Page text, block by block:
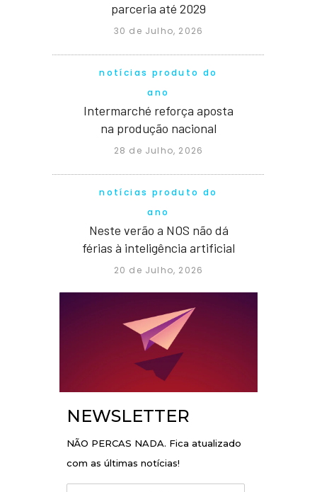
parceria até 2029
30 de Julho, 2026
notícias produto do
ano
Intermarché reforça aposta
na produção nacional
28 de Julho, 2026
notícias produto do
ano
Neste verão a NOS não dá
férias à inteligência artificial
20 de Julho, 2026
NEWSLETTER
NÃO PERCAS NADA. Fica atualizado
com as últimas notícias!